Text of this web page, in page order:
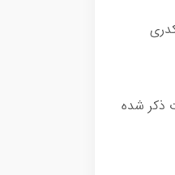
ذکر شده